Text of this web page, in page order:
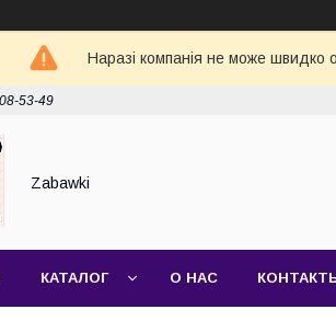
Наразі компанія не може швидко
53-49
Zabawki
КАТАЛОГ О НАС